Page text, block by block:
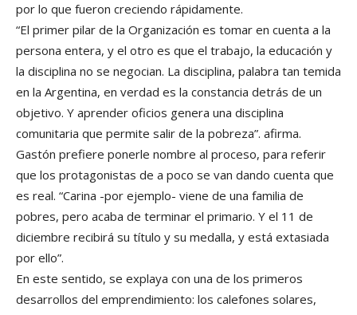
por lo que fueron creciendo rápidamente.
“El primer pilar de la Organización es tomar en cuenta a la
persona entera, y el otro es que el trabajo, la educación y
la disciplina no se negocian. La disciplina, palabra tan temida
en la Argentina, en verdad es la constancia detrás de un
objetivo. Y aprender oficios genera una disciplina
comunitaria que permite salir de la pobreza”. afirma.
Gastón prefiere ponerle nombre al proceso, para referir
que los protagonistas de a poco se van dando cuenta que
es real. “Carina -por ejemplo- viene de una familia de
pobres, pero acaba de terminar el primario. Y el 11 de
diciembre recibirá su título y su medalla, y está extasiada
por ello”.
En este sentido, se explaya con una de los primeros
desarrollos del emprendimiento: los calefones solares,